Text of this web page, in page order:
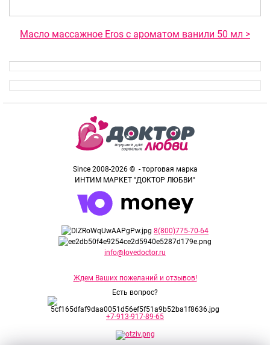
Масло массажное Eros c ароматом ванили 50 мл >
Since 2008-2026 © - торговая марка
ИНТИМ МАРКЕТ "ДОКТОР ЛЮБВИ"
8(800)775-70-64
info@lovedoctor.ru
Ждем Ваших пожеланий и отзывов!
Есть вопрос?
+7-913-917-89-65